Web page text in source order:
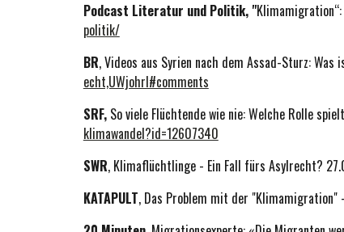
Podcast Literatur und Politik, "
politik/
BR, Videos aus Syrien nach dem Assad-Sturz:
echt,UWjohrI#comments
SRF, So viele Flüchtende wie nie: Welche Rolle
klimawandel?id=12607340
SWR, Klimaflüchtlinge - Ein Fall fürs Asylrecht?
KATAPULT, Das Problem mit der "Klimamigration"